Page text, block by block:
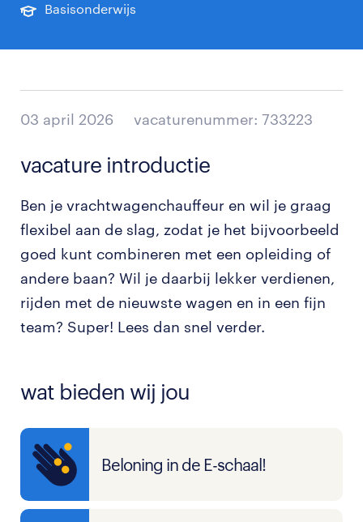
Basisonderwijs
03 april 2026 vacaturenummer: 733223
vacature introductie
Ben je vrachtwagenchauffeur en wil je graag
flexibel aan de slag, zodat je het bijvoorbeeld
goed kunt combineren met een opleiding of
andere baan? Wil je daarbij lekker verdienen,
rijden met de nieuwste wagen en in een fijn
team? Super! Lees dan snel verder.
wat bieden wij jou
Beloning in de E-schaal!